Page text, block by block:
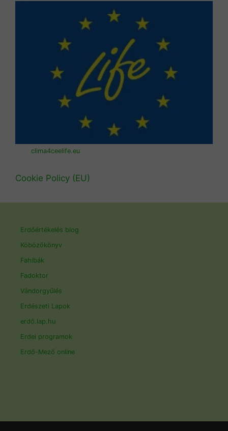
clima4ceelife.eu
Cookie Policy (EU)
Erdőértékelés blog
Köbözőkönyv
Fahibák
Fadoktor
Vándorgyűlés
Erdészeti Lapok
erdő.lap.hu
Erdei programok
Erdő-Mező online